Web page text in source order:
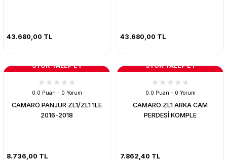
43.680,00 TL 43.680,00 TL
STOK TALEP ET
0.0 Puan - 0 Yorum
CAMARO PANJUR ZL1/ZL1 1LE
2016-2018
8.736,00 TL
STOK TALEP ET
0.0 Puan - 0 Yorum
CAMARO ZL1 ARKA CAM
PERDESİ KOMPLE
7.862,40 TL